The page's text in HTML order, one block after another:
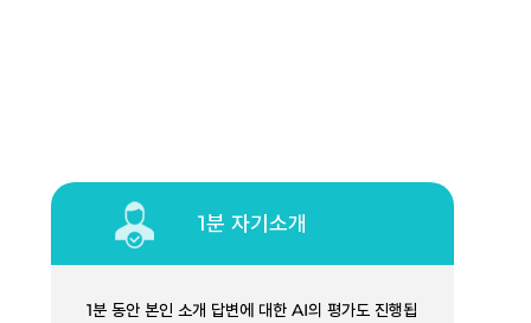
1분 자기소개
1분 동안 본인 소개 답변에 대한 AI의 평가도 진행됩